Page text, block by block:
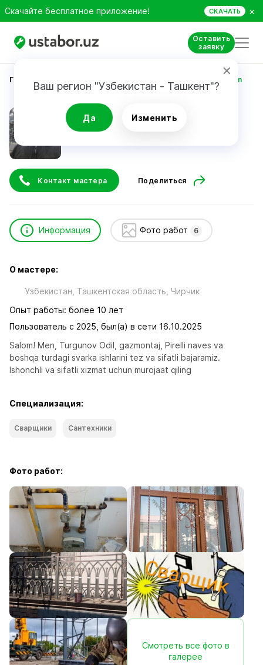
Скачайте бесплатное приложение! СКАЧАТЬ ×
Оставить
заявку
Ваш регион "Узбекистан - Ташкент"?
Да Изменить
Главная Turgunov Odiljon
Turgunov Odiljon
Контакт мастера Поделиться
Информация Фото работ 6
О мастере:
Узбекистан, Ташкентская область, Чиpчик
Опыт работы: более 10 лет
Пользователь с 2025, был(а) в сети 16.10.2025
Salom! Men, Turgunov Odil, gazmontaj, Pirelli naves va
boshqa turdagi svarka ishlarini tez va sifatli bajaramiz.
Ishonchli va sifatli xizmat uchun murojaat qiling
Специализация:
Сварщики Сантехники
Фото работ:
Смотреть все фото в
галерее